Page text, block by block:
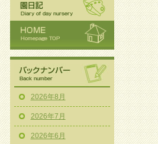
2026年8月
2026年7月
2026年6月